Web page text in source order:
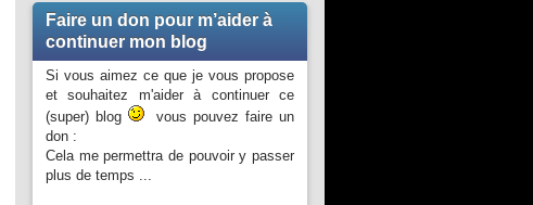
Faire un don pour m’aider à
continuer mon blog
Si vous aimez ce que je vous propose
et souhaitez m'aider à continuer ce
(super) blog
vous pouvez faire un
don :
Cela me permettra de pouvoir y passer
plus de temps ...